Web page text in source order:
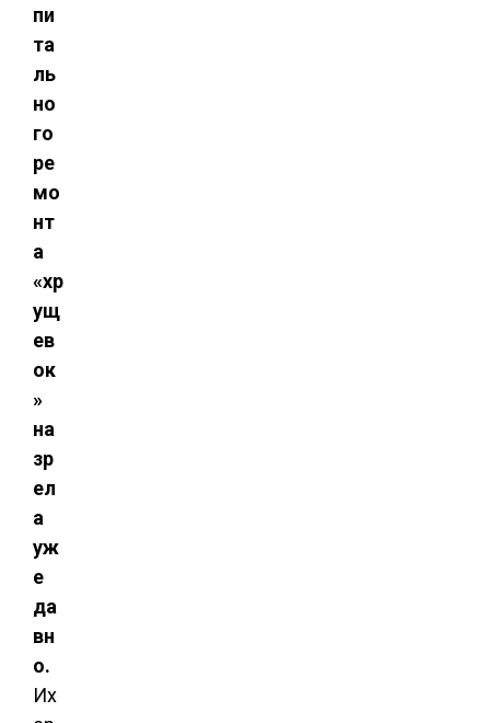
пи
та
ль
но
го
ре
мо
нт
а
«хр
ущ
ев
ок
»
на
зр
ел
а
уж
е
да
вн
о.
Их